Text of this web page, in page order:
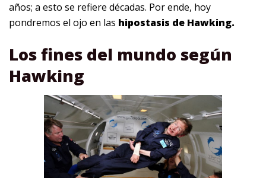
años; a esto se refiere décadas. Por ende, hoy
pondremos el ojo en las hipostasis de Hawking.
Los fines del mundo según
Hawking